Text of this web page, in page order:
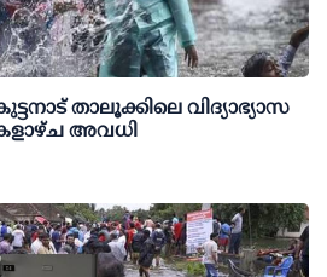
താലൂക്കിലെ വിദ്യാഭ്യാസ
അവധി